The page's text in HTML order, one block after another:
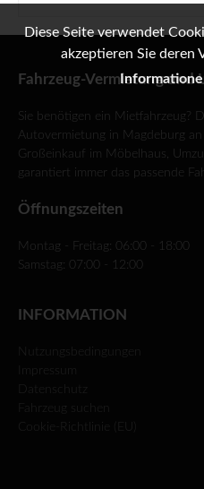
Fahrzeug-Vermietung und
Sie benötigen ein Mietfahrzeug?
Autovermietung in Magdeburg
Großeinkauf im Möbelhaus,
garantiert immer das passende
Öffnungszeiten
Montag - Freitag: 06:00 - 18:00
Samstag: 07:00 - 12:00
INFORMATION
Nutzungsbedingungen
Fahrzeug suchen
Cookie-Richtlinie (EU)
Diese Seite verwendet
akzeptieren Sie deren